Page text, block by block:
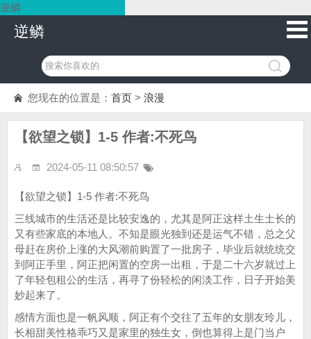
逆鳞
逆鳞
您现在的位置是： 首页 > 浪漫
【欲望之锁】1-5 作者:不死鸟
2024-05-11 08:50:57
【欲望之锁】1-5 作者:不死鸟
三线城市的生活还是比较安逸的，尤其是阿正这样土生土长的
又有些家底的本地人。不知是眼光独到还是运气不错，总之父
母赶在房价上涨的大风潮前购置了一批房子，毕业后就统统交
到阿正手里，阿正把闲置的空房一出租，于是二十六岁就过上
了年轻包租公的生活，再寻了份轻松的闲淡工作，日子开始美
妙起来了。
感情方面也是一帆风顺，阿正有个交往了五年的女朋友玲儿，
长相甜美性格乖巧又是家里的独生女，倒也算得上是门当户